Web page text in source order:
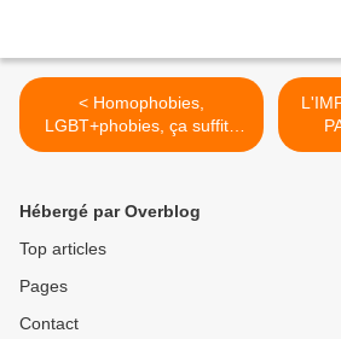
< Homophobies,
LGBT+phobies, ça suffit !
Exposition itinérante à
Hébergé par Overblog
Top articles
Pages
Contact